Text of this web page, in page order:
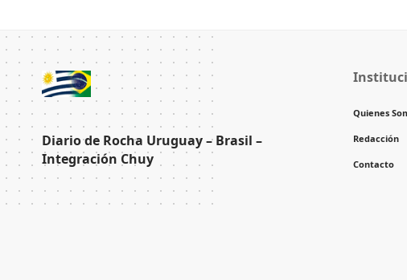
Diario de Rocha Uruguay – Brasil –
Integración Chuy
Quienes
Redacción
Contacto